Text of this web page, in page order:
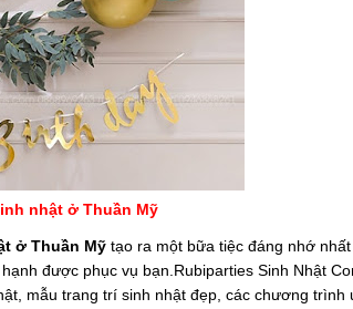
nhật ở Thuần Mỹ
ở Thuần Mỹ tạo ra một bữa tiệc đáng nhớ
được phục vụ bạn.Rubiparties Sinh Nhật
mẫu trang trí sinh nhật đẹp, các chương trình